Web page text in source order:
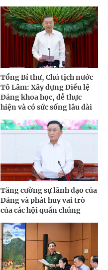
Tổng Bí thư, Chủ tịch nước
Tô Lâm: Xây dựng Điều lệ
Đảng khoa học, dễ thực
hiện và có sức sống lâu dài
Tăng cường sự lãnh đạo của
Đảng và phát huy vai trò
của các hội quần chúng